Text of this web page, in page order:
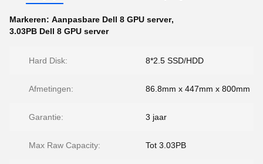
Markeren: Aanpasbare Dell 8 GPU server,
3.03PB Dell 8 GPU server
Hard Disk: 8*2.5 SSD/HDD
Afmetingen: 86.8mm x 447mm x 800mm
Garantie: 3 jaar
Max Raw Capacity: Tot 3.03PB